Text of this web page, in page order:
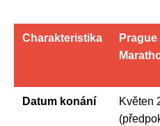
Charakteristika
Prague
Datum konání
Květen